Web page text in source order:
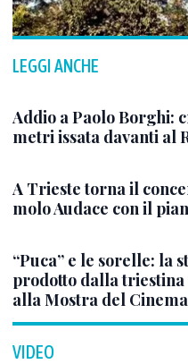
LEGGI ANCHE
Addio a Paolo Borghi:
metri issata davanti al
A Trieste torna il
molo Audace con il
“Puca” e le sorelle: la
prodotto dalla
alla Mostra del
VIDEO